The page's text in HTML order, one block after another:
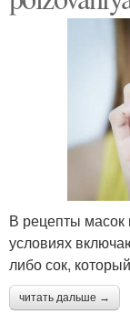
В рецепты
условиях
либо сок,
читать дальше →